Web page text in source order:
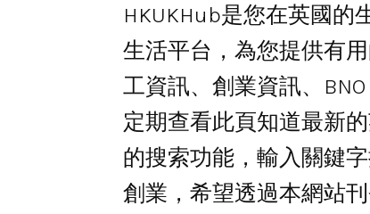
HKUKHub是您在英國的
生活平台，為您提供有
工資訊、創業資訊、
定期查看此頁知道最新
的搜索功能，輸入關鍵
創業，希望透過本網站